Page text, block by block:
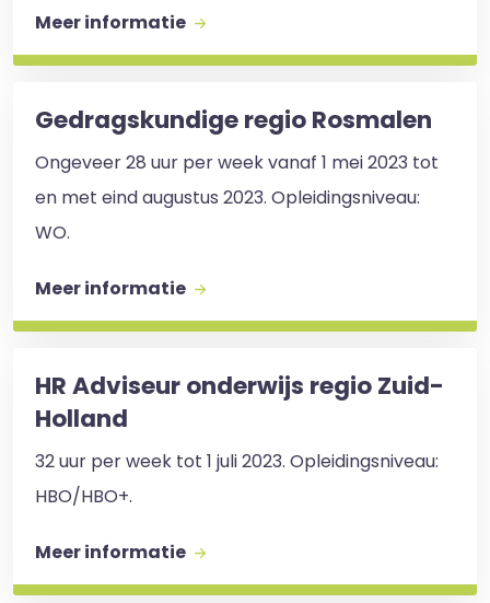
Meer informatie
Gedragskundige regio Rosmalen
Ongeveer 28 uur per week vanaf 1 mei 2023 tot
en met eind augustus 2023. Opleidingsniveau:
WO.
Meer informatie
HR Adviseur onderwijs regio Zuid-
Holland
32 uur per week tot 1 juli 2023. Opleidingsniveau:
HBO/HBO+.
Meer informatie